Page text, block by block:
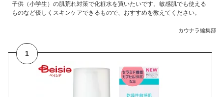
子供（小学生）の肌荒れ対策で化粧水を買いたいです。敏感肌でも使える
ものなど優しくスキンケアできるもので、おすすめを教えてください。
カウナラ編集部
1